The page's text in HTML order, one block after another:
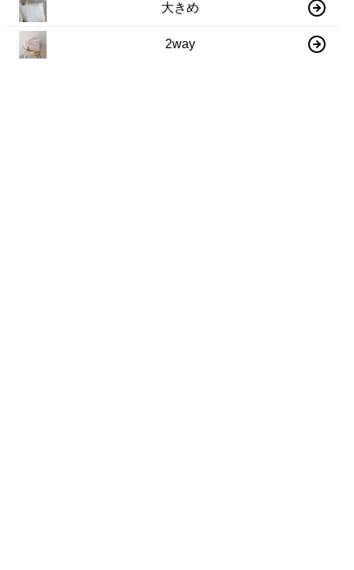
大きめ
2way